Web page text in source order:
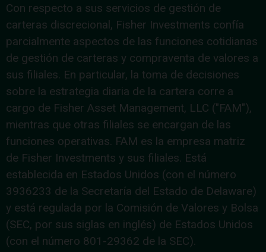
Con respecto a sus servicios de gestión de
carteras discrecional, Fisher Investments confía
parcialmente aspectos de las funciones cotidianas
de gestión de carteras y compraventa de valores a
sus filiales. En particular, la toma de decisiones
sobre la estrategia diaria de la cartera corre a
cargo de Fisher Asset Management, LLC ("FAM"),
mientras que otras filiales se encargan de las
funciones operativas. FAM es la empresa matriz
de Fisher Investments y sus filiales. Está
establecida en Estados Unidos (con el número
3936233 de la Secretaría del Estado de Delaware)
y está regulada por la Comisión de Valores y Bolsa
(SEC, por sus siglas en inglés) de Estados Unidos
(con el número 801-29362 de la SEC).